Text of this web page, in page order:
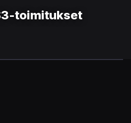
toimitukset